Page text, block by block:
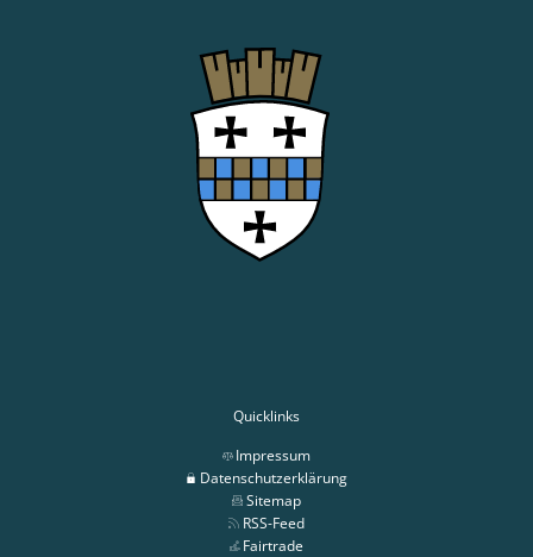
Quicklinks
Impressum
Datenschutzerklärung
Sitemap
RSS-Feed
Fairtrade